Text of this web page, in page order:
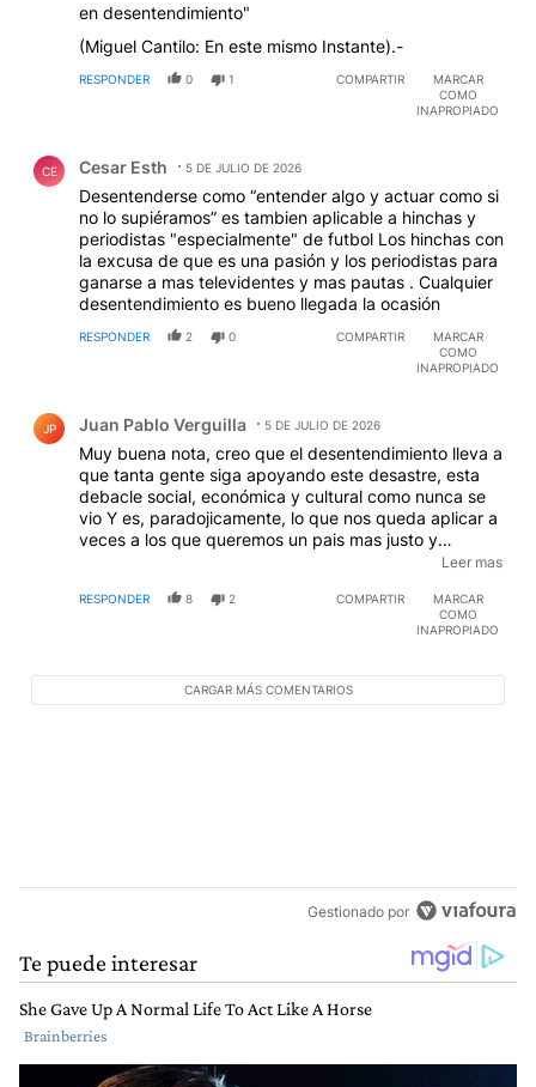
en desentendimiento"
(Miguel Cantilo: En este mismo Instante).-
RESPONDER 0 1 COMPARTIR
MARCAR
COMO
INAPROPIADO
CE Cesar Esth 5 DE JULIO DE 2026
Desentenderse como “entender algo y actuar como si
no lo supiéramos” es tambien aplicable a hinchas y
periodistas "especialmente" de futbol Los hinchas con
la excusa de que es una pasión y los periodistas para
ganarse a mas televidentes y mas pautas . Cualquier
desentendimiento es bueno llegada la ocasión
RESPONDER 2 0 COMPARTIR
MARCAR
COMO
INAPROPIADO
JP Juan Pablo Verguilla 5 DE JULIO DE 2026
Muy buena nota, creo que el desentendimiento lleva a
que tanta gente siga apoyando este desastre, esta
debacle social, económica y cultural como nunca se
vio Y es, paradojicamente, lo que nos queda aplicar a
veces a los que queremos un pais mas justo y
solidario, sin que esto implique el apoyo a nadie en
básica somos insultados, memospreciados y sentimos
Leer mas
RESPONDER 8 2 COMPARTIR
MARCAR
COMO
INAPROPIADO
CARGAR MÁS COMENTARIOS
Gestionado por